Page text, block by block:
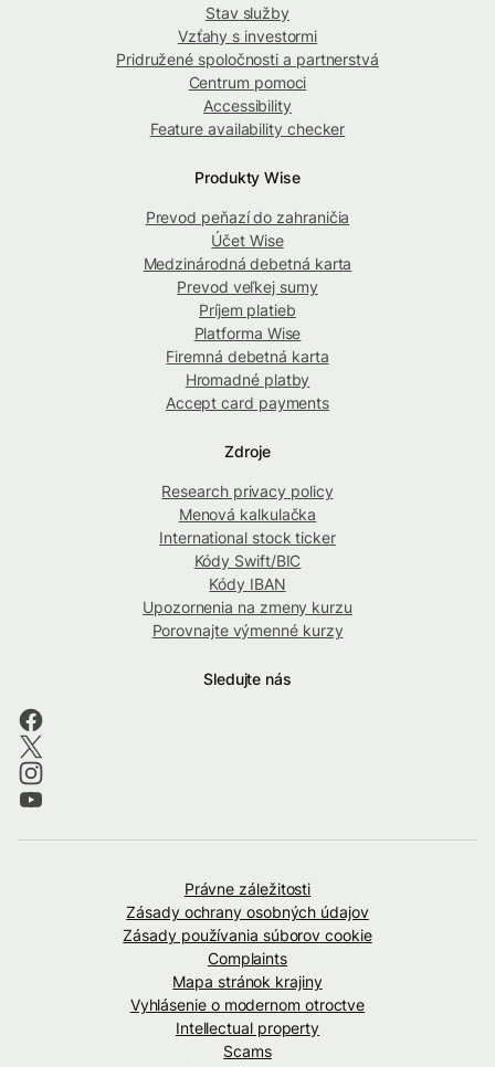
Stav služby
Vzťahy s investormi
Pridružené spoločnosti a partnerstvá
Centrum pomoci
Accessibility
Feature availability checker
Produkty Wise
Prevod peňazí do zahraničia
Účet Wise
Medzinárodná debetná karta
Prevod veľkej sumy
Príjem platieb
Platforma Wise
Firemná debetná karta
Hromadné platby
Accept card payments
Zdroje
Research privacy policy
Menová kalkulačka
International stock ticker
Kódy Swift/BIC
Kódy IBAN
Upozornenia na zmeny kurzu
Porovnajte výmenné kurzy
Sledujte nás
Právne záležitosti
Zásady ochrany osobných údajov
Zásady používania súborov cookie
Complaints
Mapa stránok krajiny
Vyhlásenie o modernom otroctve
Intellectual property
Scams